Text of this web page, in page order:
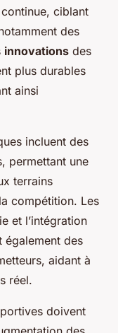
ciblant
des
innovations des
plus durables
ainsi
incluent des
permettant une
terrains
compétition. Les
et l’intégration
également des
aidant à
réel.
doivent